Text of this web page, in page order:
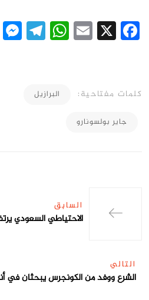
Facebook
X
Email
كلمات مفتاحية: البرازيل
جاير بولسونارو
السابق
الاحتياطي السعودي يرتفع إلى
التالي
الشرع ووفد من الكونجرس يبحثان في